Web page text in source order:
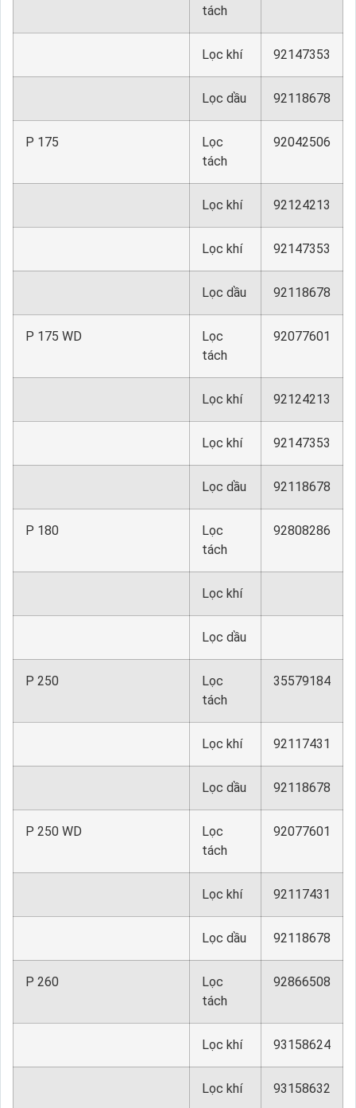
tách
Lọc khí 92147353
Lọc dầu 92118678
P 175
Lọc
tách
92042506
Lọc khí 92124213
Lọc khí 92147353
Lọc dầu 92118678
P 175 WD
Lọc
tách
92077601
Lọc khí 92124213
Lọc khí 92147353
Lọc dầu 92118678
P 180
Lọc
tách
92808286
Lọc khí
Lọc dầu
P 250
Lọc
tách
35579184
Lọc khí 92117431
Lọc dầu 92118678
P 250 WD
Lọc
tách
92077601
Lọc khí 92117431
Lọc dầu 92118678
P 260
Lọc
tách
92866508
Lọc khí 93158624
Lọc khí 93158632